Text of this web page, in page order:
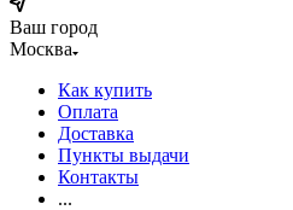
Ваш город
Москва
Как купить
Оплата
Доставка
Пункты выдачи
Контакты
...